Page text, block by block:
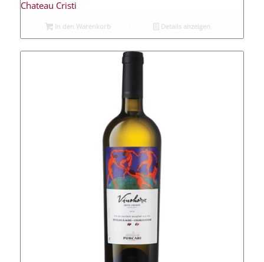
Chateau Cristi
In den Warenkorb Details anzeigen